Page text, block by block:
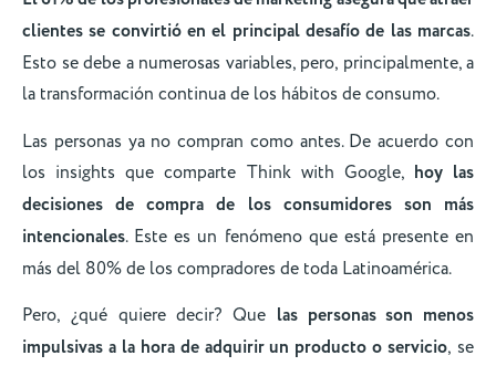
clientes se convirtió en el principal desafío de las marcas.
Esto se debe a numerosas variables, pero, principalmente, a
la transformación continua de los hábitos de consumo.
Las personas ya no compran como antes. De acuerdo con
los insights que comparte Think with Google, hoy las
decisiones de compra de los consumidores son más
intencionales. Este es un fenómeno que está presente en
más del 80% de los compradores de toda Latinoamérica.
Pero, ¿qué quiere decir? Que las personas son menos
impulsivas a la hora de adquirir un producto o servicio, se